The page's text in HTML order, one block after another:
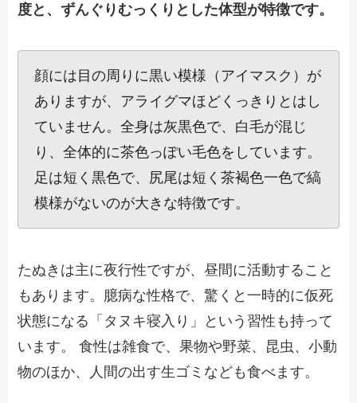
度と、ずんぐりむっくりとした体型が特徴です。
顔には目の周りに黒い模様（アイマスク）が
ありますが、アライグマほどくっきりとはし
ていません。全身は灰黒色で、白毛が混じ
り、全体的に茶色っぽい毛色をしています。
足は短く黒色で、尻尾は短く茶褐色一色で縞
模様がないのが大きな特徴です。
たぬきは主に夜行性ですが、昼間に活動すること
もあります。臆病な性格で、驚くと一時的に仮死
状態になる「タヌキ寝入り」という習性も持って
います。 食性は雑食で、果物や野菜、昆虫、小動
物のほか、人間の出す生ゴミなども食べます。